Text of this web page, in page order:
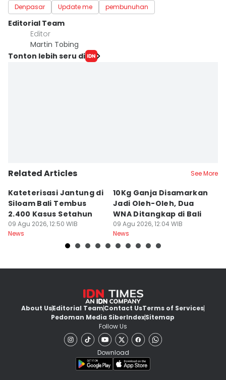
Denpasar Update me pembunuhan
Editorial Team
Editor
Martin Tobing
Tonton lebih seru di
Related Articles See More
Kateterisasi Jantung di
Siloam Bali Tembus
2.400 Kasus Setahun
09 Agu 2026, 12:50 WIB
News
10Kg Ganja Disamarkan
Jadi Oleh-Oleh, Dua
WNA Ditangkap di Bali
09 Agu 2026, 12:04 WIB
News
About UsEditorial TeamContact UsTerms of Services
Pedoman Media SiberIndexSitemap
Follow Us
Download